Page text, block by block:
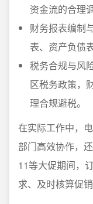
资金流的合理
财务报表编制
表、资产负债
税务合规与风
区税务政策，
理合规避税。
在实际工作中，
部门高效协作，
11等大促期间，
求、及时核算促